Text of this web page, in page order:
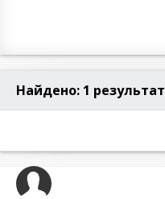
Найдено: 1 результат